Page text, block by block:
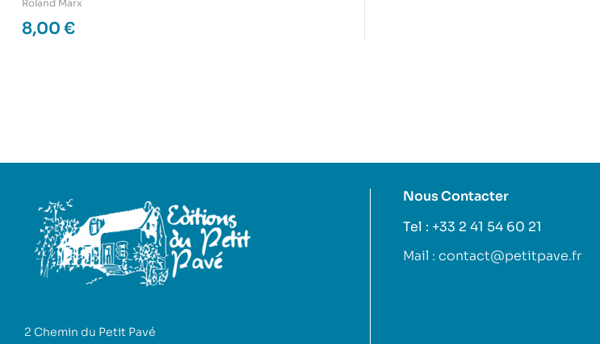
Roland Marx
8,00 €
2 Chemin du Petit Pavé
Nous Contacter
Tel : +33 2 41 54 60 21
Mail : contact@petitpave.fr